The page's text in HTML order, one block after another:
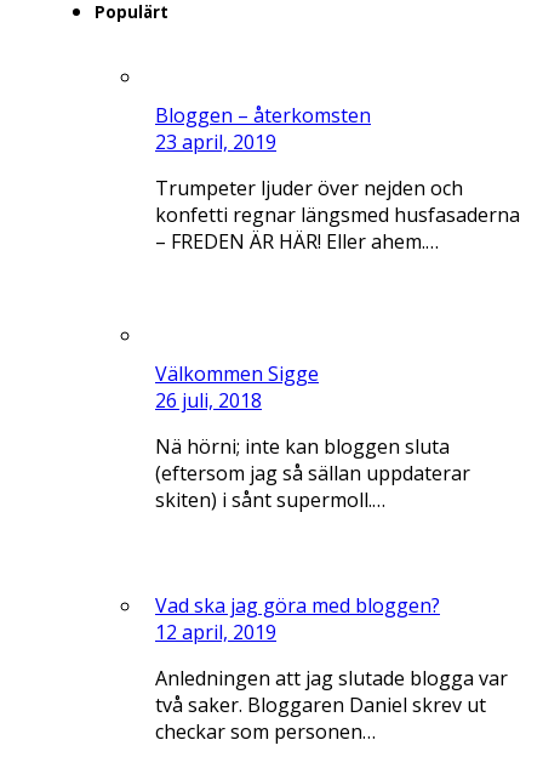
Populärt
Bloggen – återkomsten
23 april, 2019
Trumpeter ljuder över nejden och
konfetti regnar längsmed husfasaderna
– FREDEN ÄR HÄR! Eller ahem.…
Välkommen Sigge
26 juli, 2018
Nä hörni; inte kan bloggen sluta
(eftersom jag så sällan uppdaterar
skiten) i sånt supermoll.…
Vad ska jag göra med bloggen?
12 april, 2019
Anledningen att jag slutade blogga var
två saker. Bloggaren Daniel skrev ut
checkar som personen…